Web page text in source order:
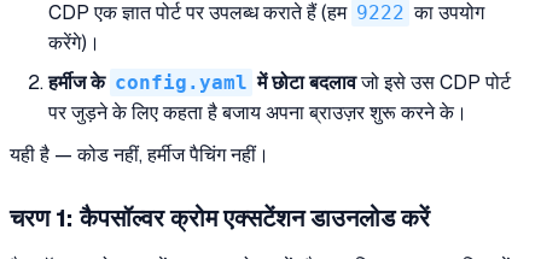
CDP एक ज्ञात पोर्ट पर उपलब्ध कराते हैं (हम 9222 का उपयोग
करेंगे)।
हर्मीज के config.yaml में छोटा बदलावजो इसे उस CDP पोर्ट
पर जुड़ने के लिए कहता है बजाय अपना ब्राउज़र शुरू करने के।
यही है — कोड नहीं, हर्मीज पैचिंग नहीं।
चरण 1: कैपसॉल्वर क्रोम एक्सटेंशन डाउनलोड करें